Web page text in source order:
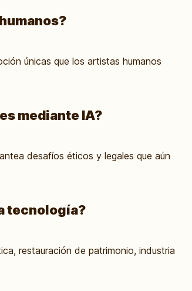
únicas que los artistas humanos
mediante IA?
desafíos éticos y legales que aún
tecnología?
restauración de patrimonio, industria